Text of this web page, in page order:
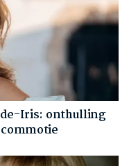
Iris: onthulling